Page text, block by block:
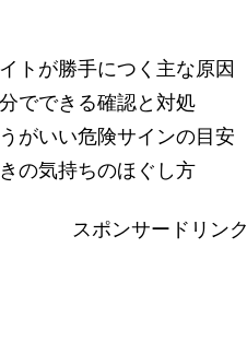
トが勝手につく主な原因
でできる確認と対処
がいい危険サインの目安
の気持ちのほぐし方
スポンサードリンク